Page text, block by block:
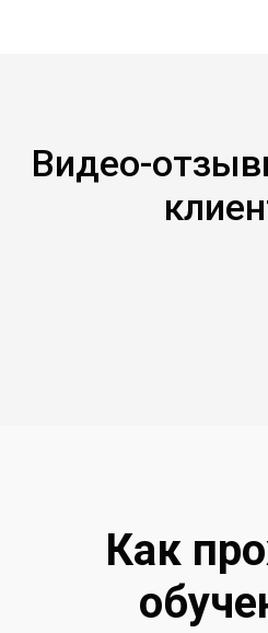
Видео-
Как